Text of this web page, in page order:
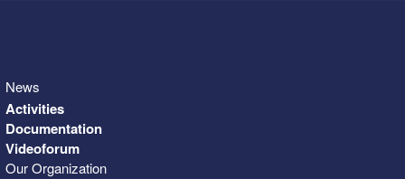
News
Activities
Documentation
Videoforum
Our Organization